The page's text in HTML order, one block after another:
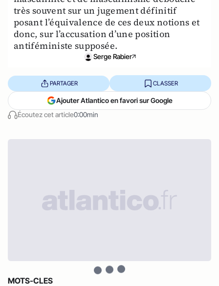
très souvent sur un jugement définitif
posant l’équivalence de ces deux notions et
donc, sur l’accusation d’une position
antiféministe supposée.
Serge Rabier
Écoutez cet article0:00min
PARTAGER CLASSER
Ajouter Atlantico en favori sur Google
MOTS-CLES